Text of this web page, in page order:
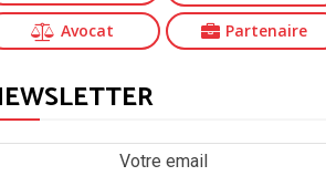
Avocat Partenaire